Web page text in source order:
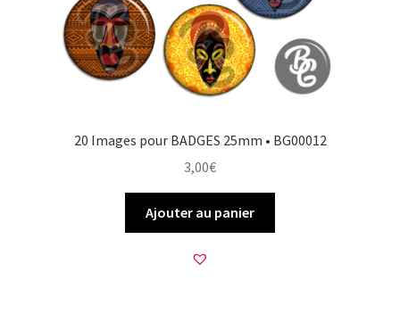
20 Images pour BADGES 25mm • BG00012
3,00€
Ajouter au panier